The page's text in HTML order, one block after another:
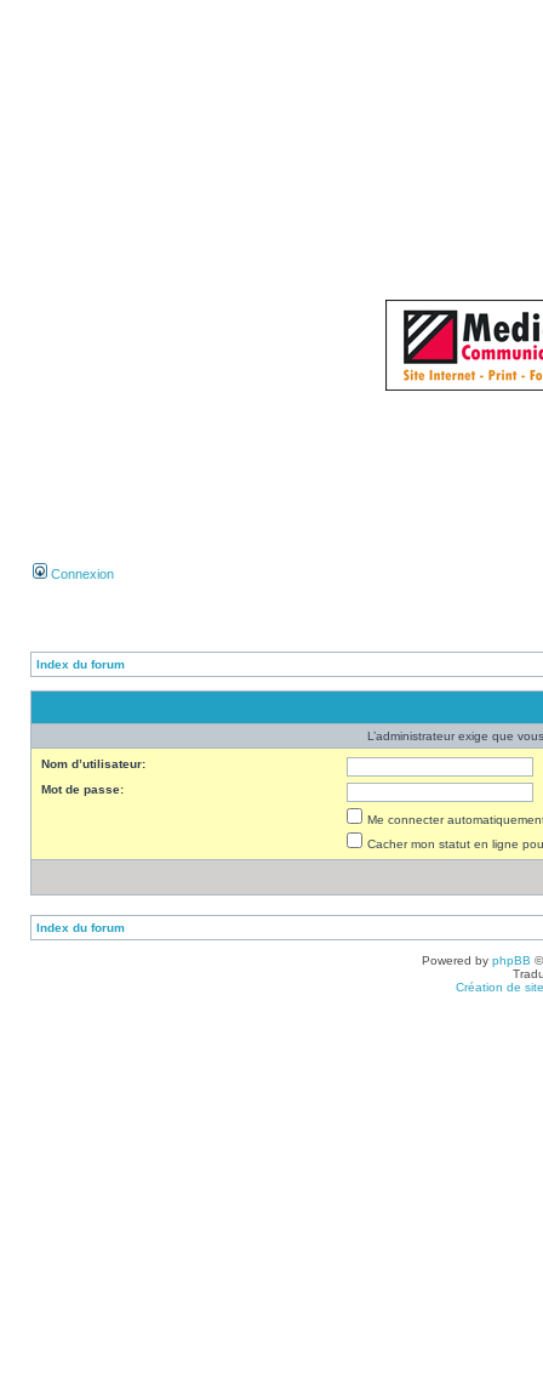
Connexion
Index du forum
L’administrateur exige que
Nom d’utilisateur:
Mot de passe:
Me connecter
Cacher mon statut en ligne
Index du forum
Powered by phpBB
Création de